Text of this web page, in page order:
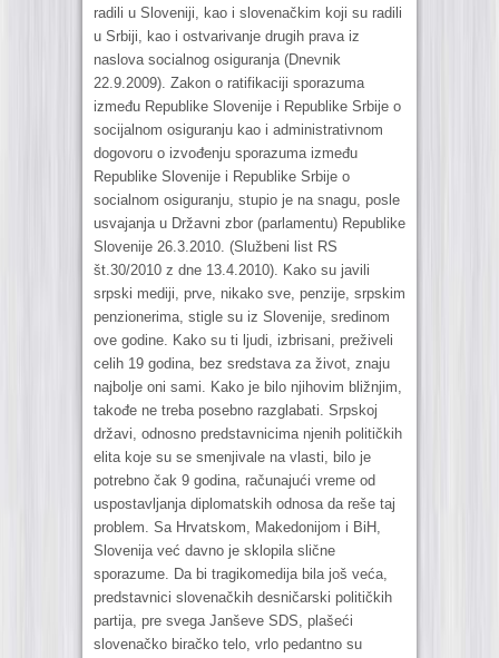
radili u Sloveniji, kao i slovenačkim koji su radili
u Srbiji, kao i ostvarivanje drugih prava iz
naslova socialnog osiguranja (Dnevnik
22.9.2009). Zakon o ratifikaciji sporazuma
između Republike Slovenije i Republike Srbije o
socijalnom osiguranju kao i administrativnom
dogovoru o izvođenju sporazuma između
Republike Slovenije i Republike Srbije o
socialnom osiguranju, stupio je na snagu, posle
usvajanja u Državni zbor (parlamentu) Republike
Slovenije 26.3.2010. (Službeni list RS
št.30/2010 z dne 13.4.2010). Kako su javili
srpski mediji, prve, nikako sve, penzije, srpskim
penzionerima, stigle su iz Slovenije, sredinom
ove godine. Kako su ti ljudi, izbrisani, preživeli
celih 19 godina, bez sredstava za život, znaju
najbolje oni sami. Kako je bilo njihovim bližnjim,
takođe ne treba posebno razglabati. Srpskoj
državi, odnosno predstavnicima njenih političkih
elita koje su se smenjivale na vlasti, bilo je
potrebno čak 9 godina, računajući vreme od
uspostavljanja diplomatskih odnosa da reše taj
problem. Sa Hrvatskom, Makedonijom i BiH,
Slovenija već davno je sklopila slične
sporazume. Da bi tragikomedija bila još veća,
predstavnici slovenačkih desničarski političkih
partija, pre svega Janševe SDS, plašeći
slovenačko biračko telo, vrlo pedantno su